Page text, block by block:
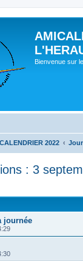
Bienvenue sur
CALENDRIER 2022
: 3
journée